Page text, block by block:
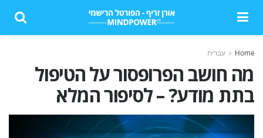
Home עברית
מה חושב הפרופסור על הטיפול
בתת מודע? – לסיפור המלא